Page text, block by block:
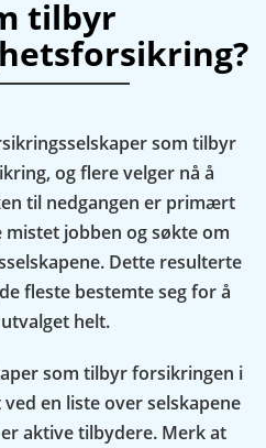
tilbyr
som tilbyr
og flere velger nå å
til nedgangen er primært
jobben og søkte om
Dette resulterte
fleste bestemte seg for å
helt.
som tilbyr forsikringen i
en liste over selskapene
aktive tilbydere. Merk at